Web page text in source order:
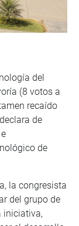
del
(8 votos a
recaído
de
de
la congresista
del grupo de
iniciativa,